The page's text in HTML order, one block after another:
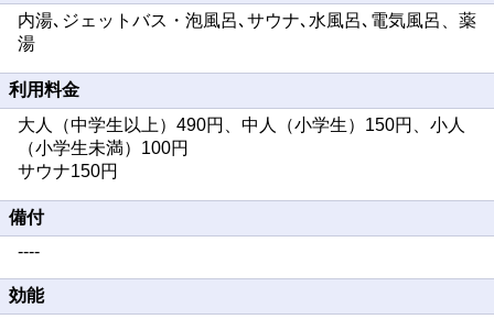
内湯､ジェットバス・泡風呂､サウナ､水風呂､電気風呂、薬
湯
利用料金
大人（中学生以上）490円、中人（小学生）150円、小人
（小学生未満）100円
サウナ150円
備付
----
効能